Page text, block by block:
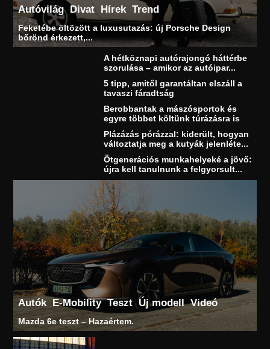
Autóvilág Divat Hírek Trend
Feketébe öltözött a luxusutazás: új Porsche Design
bőrönd érkezett,...
A hétköznapi autórajongó háttérbe
szorulása – amikor az autóipar...
5 tipp, amitől garantáltan elszáll a
tavaszi fáradtság
Berobbantak a mászósportok és
egyre többet költünk túrázásra is
Plázázás pórázzal: kiderült, hogyan
változtatja meg a kutyák jelenléte...
Ötgenerációs munkahelyeké a jövő:
újra kell tanulnunk a felgyorsult...
Autók E-Mobility Teszt Új modell Videó
Mazda 6e teszt – Hazaértem.